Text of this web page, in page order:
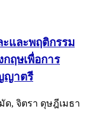
และพฤติกรรม
ฤษเพื่อการ
ญาตรี
, จิตรา ดุษฎีเมธา